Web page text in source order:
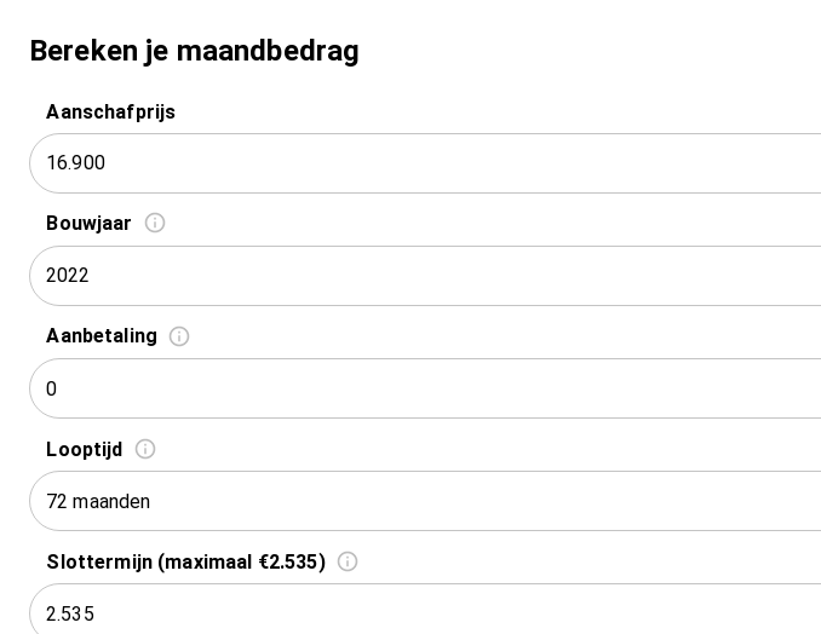
Bereken je maandbedrag
Aanschafprijs
Bouwjaar
2022
Aanbetaling
Looptijd
72 maanden
Slottermijn (maximaal €2.535)